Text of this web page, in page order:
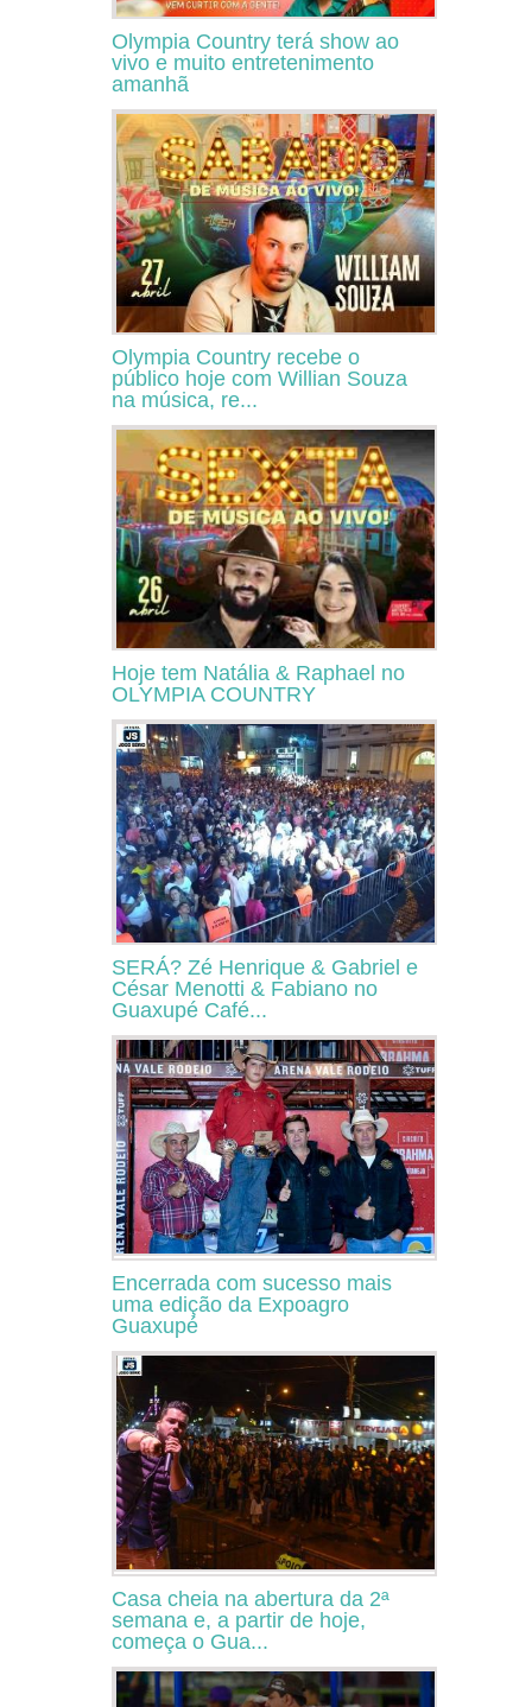
Olympia Country terá show ao
vivo e muito entretenimento
amanhã
Olympia Country recebe o
público hoje com Willian Souza
na música, re...
Hoje tem Natália & Raphael no
OLYMPIA COUNTRY
SERÁ? Zé Henrique & Gabriel e
César Menotti & Fabiano no
Guaxupé Café...
Encerrada com sucesso mais
uma edição da Expoagro
Guaxupé
Casa cheia na abertura da 2ª
semana e, a partir de hoje,
começa o Gua...